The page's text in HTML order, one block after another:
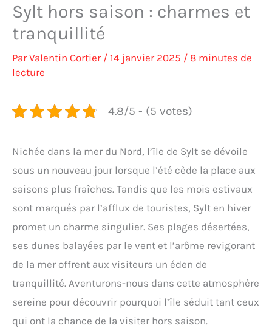
Sylt hors saison : charmes et
tranquillité
ParValentin Cortier / 14 janvier 2025 / 8 minutes de
lecture
4.8/5 - (5 votes)
Nichée dans la mer du Nord, l’île de Sylt se dévoile
sous un nouveau jour lorsque l’été cède la place aux
saisons plus fraîches. Tandis que les mois estivaux
sont marqués par l’afflux de touristes, Sylt en hiver
promet un charme singulier. Ses plages désertées,
ses dunes balayées par le vent et l’arôme revigorant
de la mer offrent aux visiteurs un éden de
tranquillité. Aventurons-nous dans cette atmosphère
sereine pour découvrir pourquoi l’île séduit tant ceux
qui ont la chance de la visiter hors saison.